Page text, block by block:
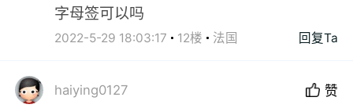
字母签可以吗
2022-5-29 18:03:17 12楼 法国 回复Ta
haiying0127 赞